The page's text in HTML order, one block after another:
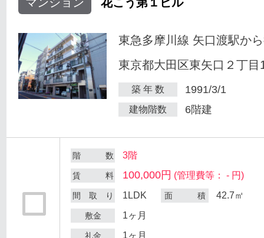
東急多摩川線 矢口渡駅か
東京都大田区東矢口２丁目
築 年 数 1991/3/1
建物階数 6階建
階 数 3階
賃 料 100,000円 (管理費等： - 円)
間 取 り 1LDK 面 積 42.7㎡
敷金 1ヶ月
礼金 1ヶ月